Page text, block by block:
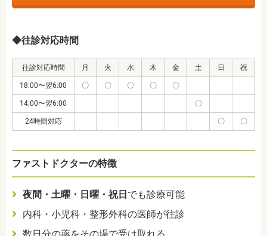
◆往診対応時間
往診対応時間 月 火 水 木 金 土 日 祝
18:00〜翌6:00 〇 〇 〇 〇 〇
14:00〜翌6:00 〇
24時間対応 〇 〇
ファストドクターの特徴
夜間・土曜・日曜・祝日 でも診療可能
内科・小児科・整形外科の医師が往診